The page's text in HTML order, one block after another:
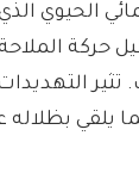
الحيوي
حركة
تثير
يلقي